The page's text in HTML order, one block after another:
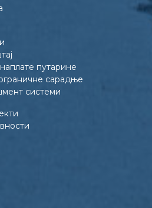
путарине
сарадње
системи